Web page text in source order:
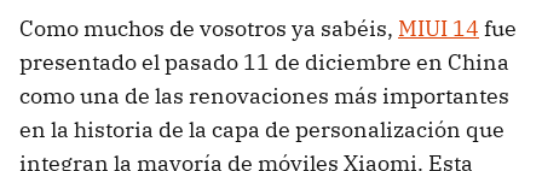
Como muchos de vosotros ya sabéis, MIUI 14 fue
presentado el pasado 11 de diciembre en China
como una de las renovaciones más importantes
en la historia de la capa de personalización que
integran la mayoría de móviles Xiaomi. Esta